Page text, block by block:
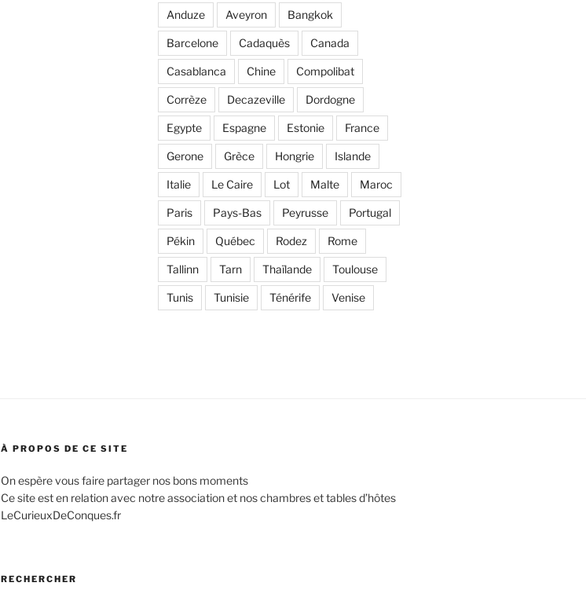
Anduze Aveyron Bangkok
Barcelone Cadaquès Canada
Casablanca Chine Compolibat
Corrèze Decazeville Dordogne
Egypte Espagne Estonie France
Gerone Grèce Hongrie Islande
Italie Le Caire Lot Malte Maroc
Paris Pays-Bas Peyrusse Portugal
Pékin Québec Rodez Rome
Tallinn Tarn Thaïlande Toulouse
Tunis Tunisie Ténérife Venise
À PROPOS DE CE SITE
On espère vous faire partager nos bons moments
Ce site est en relation avec notre association et nos chambres et tables d’hôtes
LeCurieuxDeConques.fr
RECHERCHER